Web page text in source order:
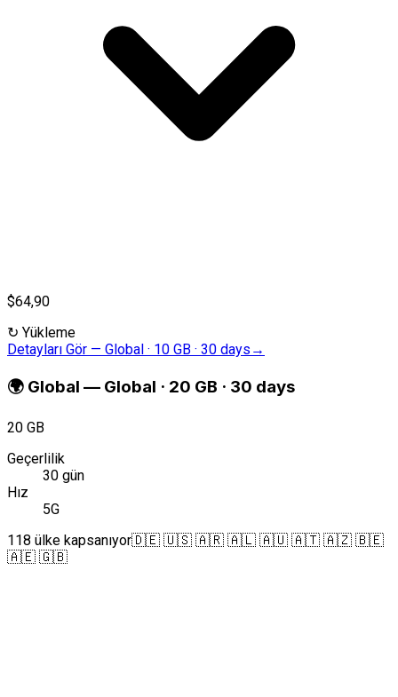
$64,90
↻ Yükleme
Detayları Gör — Global · 10 GB · 30 days →
🌍 Global — Global · 20 GB · 30 days
20 GB
Geçerlilik
30 gün
Hız
5G
118 ülke kapsanıyor🇩🇪 🇺🇸 🇦🇷 🇦🇱 🇦🇺 🇦🇹 🇦🇿 🇧🇪
🇦🇪 🇬🇧